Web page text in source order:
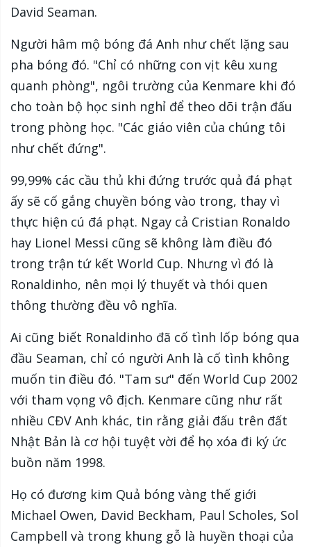
David Seaman.
Người hâm mộ bóng đá Anh như chết lặng sau
pha bóng đó. "Chỉ có những con vịt kêu xung
quanh phòng", ngôi trường của Kenmare khi đó
cho toàn bộ học sinh nghỉ để theo dõi trận đấu
trong phòng học. "Các giáo viên của chúng tôi
như chết đứng".
99,99% các cầu thủ khi đứng trước quả đá phạt
ấy sẽ cố gắng chuyền bóng vào trong, thay vì
thực hiện cú đá phạt. Ngay cả Cristian Ronaldo
hay Lionel Messi cũng sẽ không làm điều đó
trong trận tứ kết World Cup. Nhưng vì đó là
Ronaldinho, nên mọi lý thuyết và thói quen
thông thường đều vô nghĩa.
Ai cũng biết Ronaldinho đã cố tình lốp bóng qua
đầu Seaman, chỉ có người Anh là cố tình không
muốn tin điều đó. "Tam sư" đến World Cup 2002
với tham vọng vô địch. Kenmare cũng như rất
nhiều CĐV Anh khác, tin rằng giải đấu trên đất
Nhật Bản là cơ hội tuyệt vời để họ xóa đi ký ức
buồn năm 1998.
Họ có đương kim Quả bóng vàng thế giới
Michael Owen, David Beckham, Paul Scholes, Sol
Campbell và trong khung gỗ là huyền thoại của